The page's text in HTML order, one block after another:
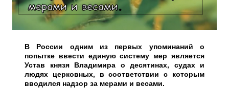
В России одним из первых упоминаний о
попытке ввести единую систему мер является
Устав князя Владимира о десятинах, судах и
людях церковных, в соответствии с которым
вводился надзор за мерами и весами.